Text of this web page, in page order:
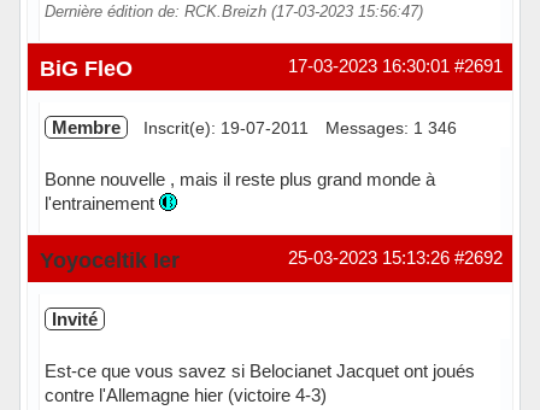
Dernière édition de: RCK.Breizh (17-03-2023 15:56:47)
Hors ligne #2691
17-03-2023 16:30:01
BiG FleO
Membre Inscrit(e): 19-07-2011 Messages: 1 346
Bonne nouvelle , mais il reste plus grand monde à
l'entrainement
Hors ligne #2692
25-03-2023 15:13:26
Yoyoceltik Ier
Invité
Est-ce que vous savez si Belocianet Jacquet ont joués
contre l'Allemagne hier (victoire 4-3)